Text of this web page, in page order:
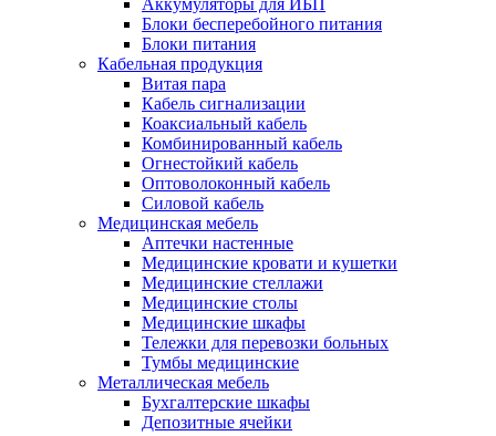
Аккумуляторы для ИБП
Блоки бесперебойного питания
Блоки питания
Кабельная продукция
Витая пара
Кабель сигнализации
Коаксиальный кабель
Комбинированный кабель
Огнестойкий кабель
Оптоволоконный кабель
Силовой кабель
Медицинская мебель
Аптечки настенные
Медицинские кровати и кушетки
Медицинские стеллажи
Медицинские столы
Медицинские шкафы
Тележки для перевозки больных
Тумбы медицинские
Металлическая мебель
Бухгалтерские шкафы
Депозитные ячейки